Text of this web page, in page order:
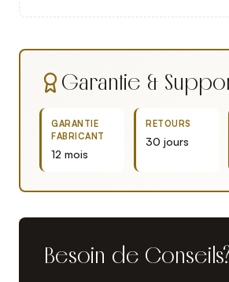
Garantie &
GARANTIE
FABRICANT
12 mois
RETOURS
30 jours
Besoin de